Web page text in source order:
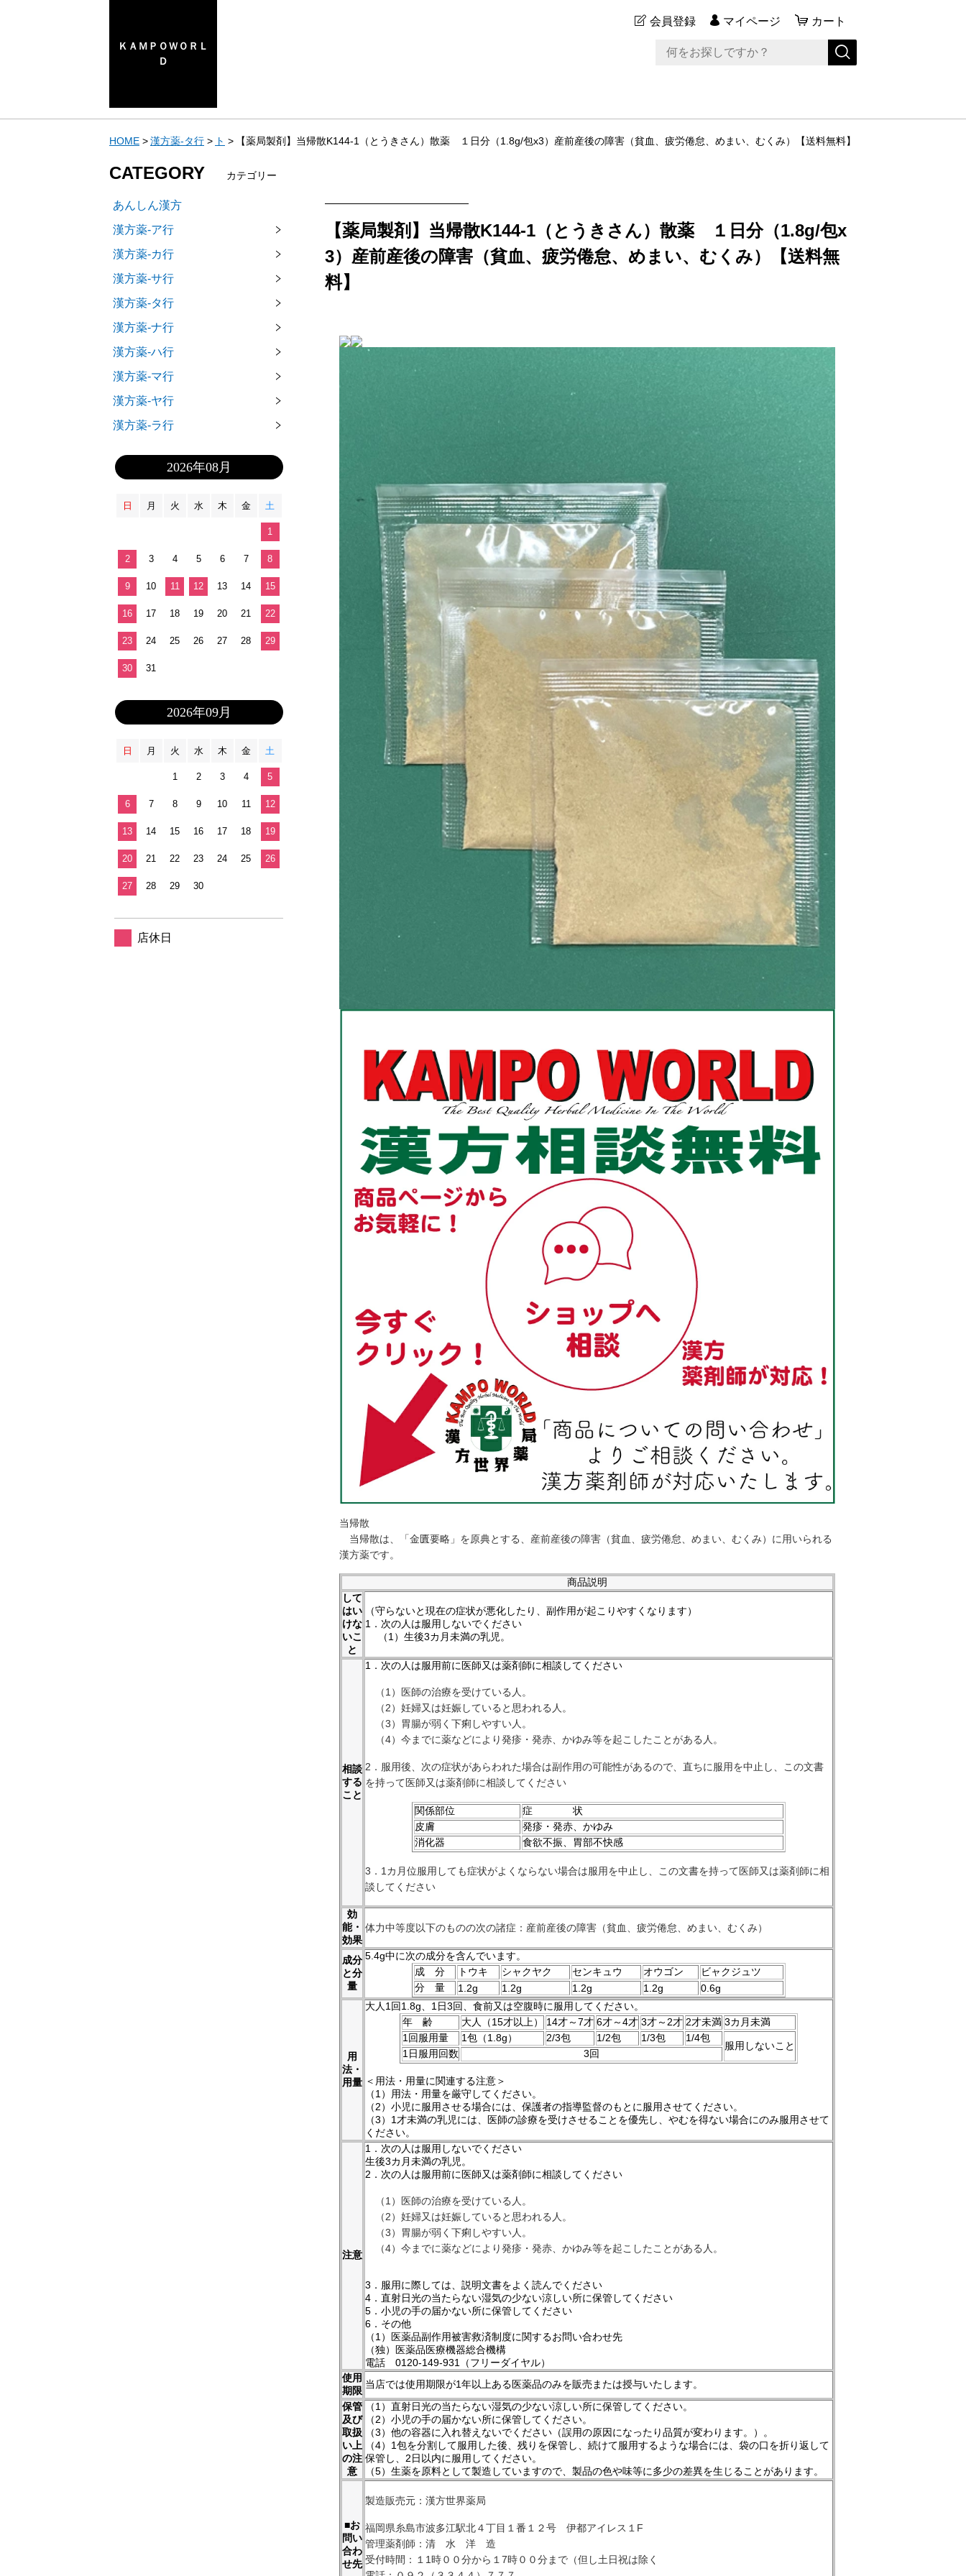
ＫＡＭＰＯＷＯＲＬ
Ｄ
会員登録 マイページ カート
HOME 漢方薬-タ行 ト 【薬局製剤】当帰散K144-1（とうきさん）散薬 １日分（1.8g/包x3）産前産後の障害（貧血、疲労倦怠、めまい、むくみ）【送料無料】
【薬局製剤】当帰散K144-1（とうきさん）散薬 １日分（1.8g/包x
3）産前産後の障害（貧血、疲労倦怠、めまい、むくみ）【送料無
料】
当帰散
当帰散は、「金匱要略」を原典とする、産前産後の障害（貧血、疲労倦怠、めまい、むくみ）に用いられる
漢方薬です。
商品説明
して
はい
けな
いこ
と
（守らないと現在の症状が悪化したり、副作用が起こりやすくなります）
1．次の人は服用しないでください
（1）生後3カ月未満の乳児。
相談
する
こと
1．次の人は服用前に医師又は薬剤師に相談してください
（1）医師の治療を受けている人。
（2）妊婦又は妊娠していると思われる人。
（3）胃腸が弱く下痢しやすい人。
（4）今までに薬などにより発疹・発赤、かゆみ等を起こしたことがある人。
2．服用後、次の症状があらわれた場合は副作用の可能性があるので、直ちに服用を中止し、この文書
を持って医師又は薬剤師に相談してください
関係部位
症 状
皮膚
発疹・発赤、かゆみ
消化器
食欲不振、胃部不快感
3．1カ月位服用しても症状がよくならない場合は服用を中止し、この文書を持って医師又は薬剤師に相
談してください
効
能・
効果
体力中等度以下のものの次の諸症：産前産後の障害（貧血、疲労倦怠、めまい、むくみ）
成分
と分
量
5.4g中に次の成分を含んでいます。
成 分
トウキ シャクヤク センキュウ オウゴン
ビャクジュツ
分 量
1.2g 1.2g 1.2g 1.2g 0.6g
用
法・
用量
大人1回1.8g、1日3回、食前又は空腹時に服用してください。
年 齢
大人（15才以上） 14才～7才 6才～4才 3才～2才 2才未満 3カ月未満
1回服用量
1包（1.8g） 2/3包 1/2包 1/3包 1/4包
服用しないこと
1日服用回数 3回
＜用法・用量に関連する注意＞
（1）用法・用量を厳守してください。
（2）小児に服用させる場合には、保護者の指導監督のもとに服用させてください。
（3）1才未満の乳児には、医師の診療を受けさせることを優先し、やむを得ない場合にのみ服用させて
ください。
注意
1．次の人は服用しないでください
生後3カ月未満の乳児。
2．次の人は服用前に医師又は薬剤師に相談してください
（1）医師の治療を受けている人。
（2）妊婦又は妊娠していると思われる人。
（3）胃腸が弱く下痢しやすい人。
（4）今までに薬などにより発疹・発赤、かゆみ等を起こしたことがある人。
3．服用に際しては、説明文書をよく読んでください
4．直射日光の当たらない湿気の少ない涼しい所に保管してください
5．小児の手の届かない所に保管してください
6．その他
（1）医薬品副作用被害救済制度に関するお問い合わせ先
（独）医薬品医療機器総合機構
電話 0120-149-931（フリーダイヤル）
使用
期限
当店では使用期限が1年以上ある医薬品のみを販売または授与いたします。
保管
及び
取扱
い上
の注
意
（1）直射日光の当たらない湿気の少ない涼しい所に保管してください。
（2）小児の手の届かない所に保管してください。
（3）他の容器に入れ替えないでください（誤用の原因になったり品質が変わります。）。
（4）1包を分割して服用した後、残りを保管し、続けて服用するような場合には、袋の口を折り返して
保管し、2日以内に服用してください。
（5）生薬を原料として製造していますので、製品の色や味等に多少の差異を生じることがあります。
■お
問い
合わ
せ先
製造販売元：漢方世界薬局
福岡県糸島市波多江駅北４丁目１番１２号 伊都アイレス１F
管理薬剤師：清 水 洋 造
受付時間：１1時００分から１7時００分まで（但し土日祝は除く
CATEGORY カテゴリー
あんしん漢方
漢方薬-ア行
漢方薬-カ行
漢方薬-サ行
漢方薬-タ行
漢方薬-ナ行
漢方薬-ハ行
漢方薬-マ行
漢方薬-ヤ行
漢方薬-ラ行
2026年08月
日 月 火 水 木 金 土
1
2 3 4 5 6 7 8
9 10 11 12 13 14 15
16 17 18 19 20 21 22
23 24 25 26 27 28 29
30 31
2026年09月
日 月 火 水 木 金 土
1 2 3 4 5
6 7 8 9 10 11 12
13 14 15 16 17 18 19
20 21 22 23 24 25 26
27 28 29 30
店休日